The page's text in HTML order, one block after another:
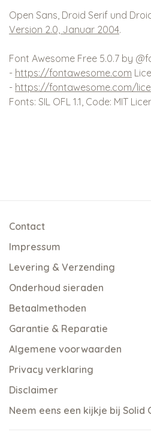
Open Sans, Droid Serif und
Version 2.0, Januar 2004.
Font Awesome Free 5.0.7 by
- https://fontawesome.com
- https://fontawesome.com/
Fonts: SIL OFL 1.1, Code: MIT
Contact
Impressum
Levering & Verzending
Onderhoud sieraden
Betaalmethoden
Garantie & Reparatie
Algemene voorwaarden
Privacy verklaring
Disclaimer
Neem eens een kijkje bij Solid